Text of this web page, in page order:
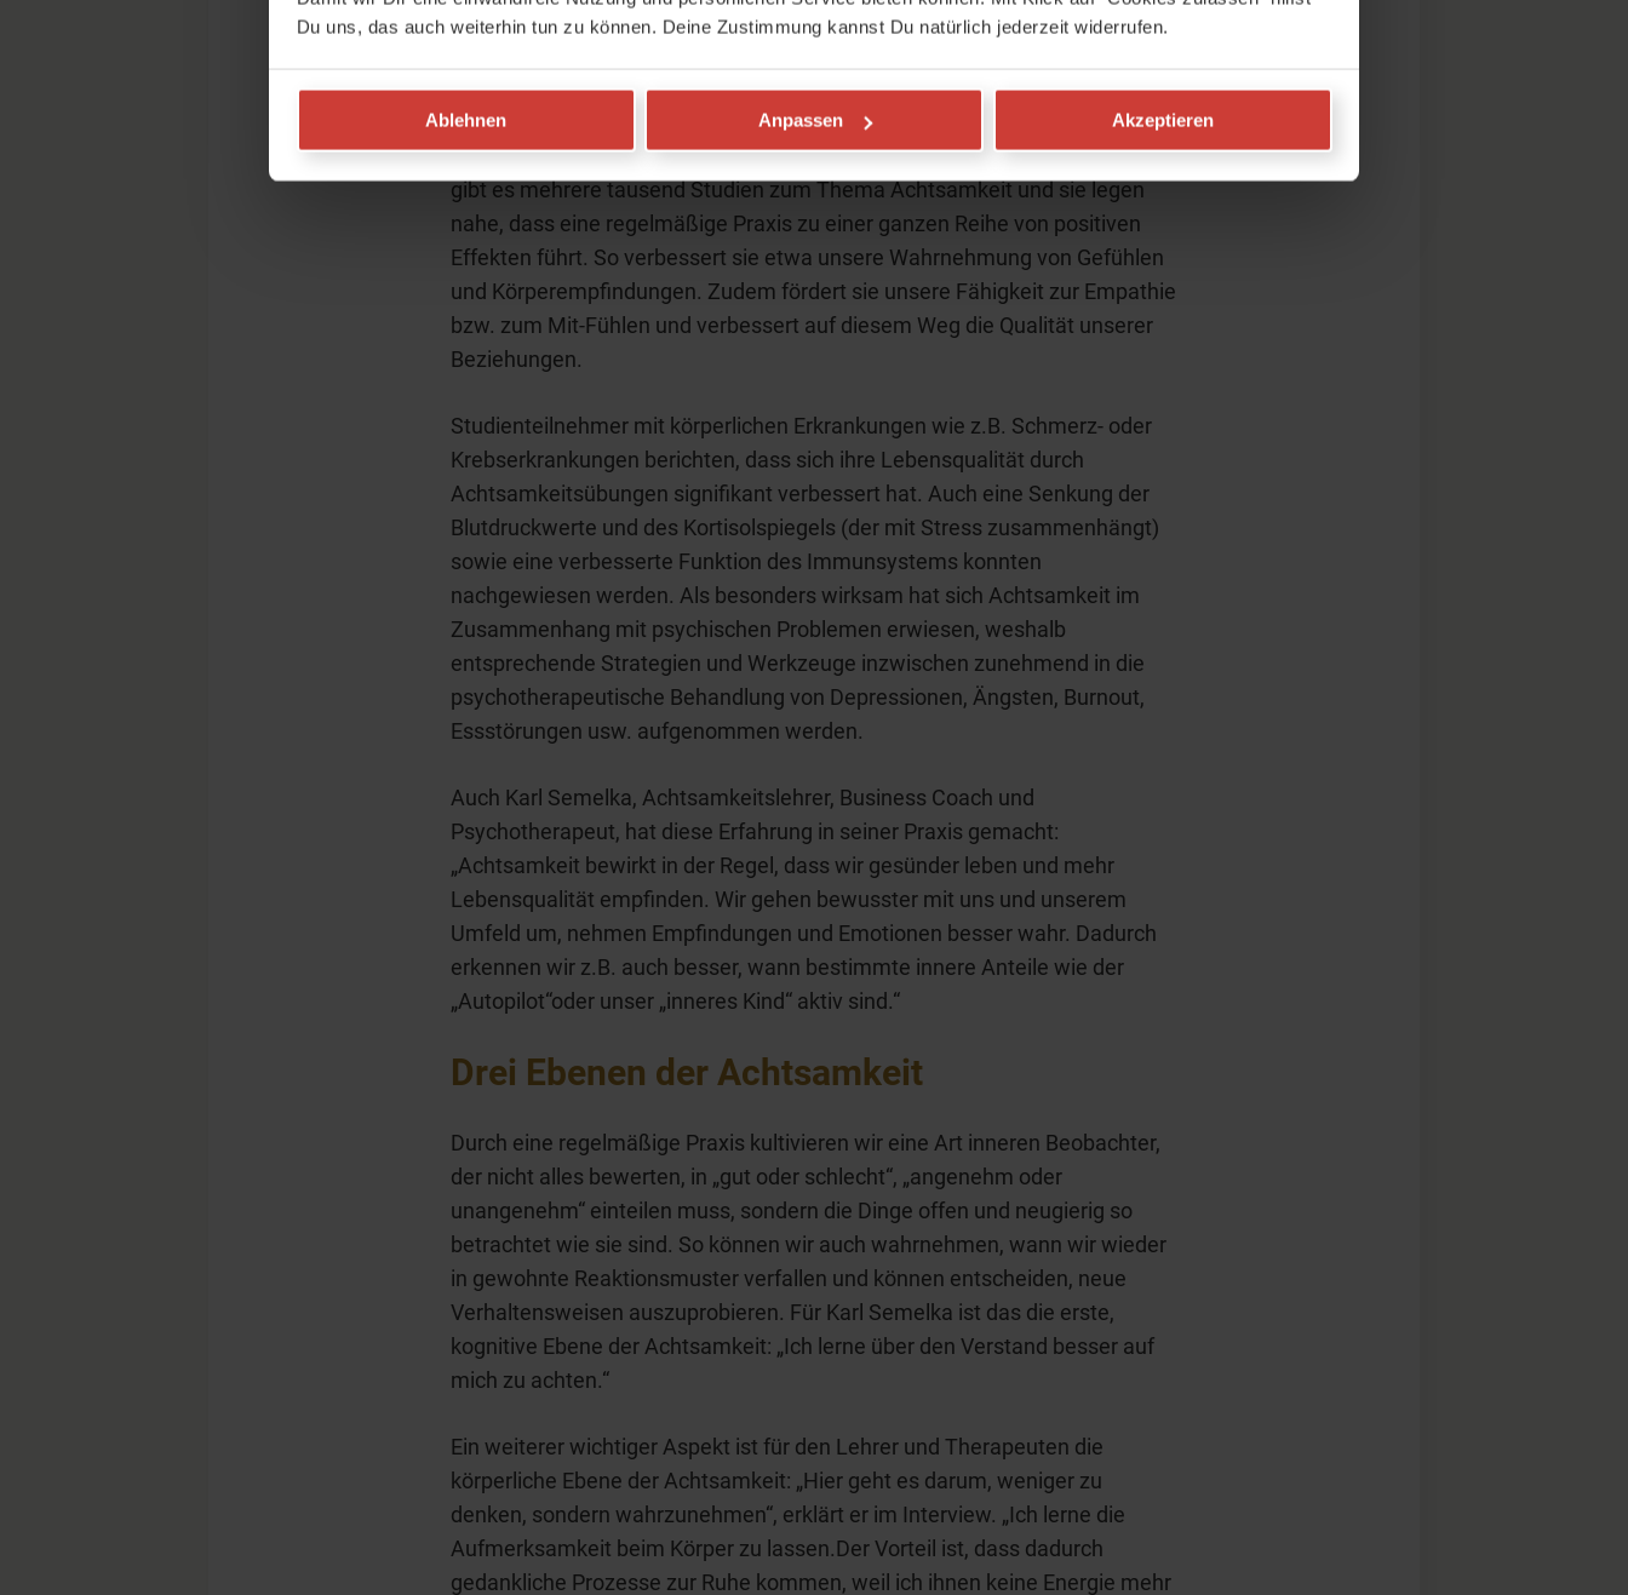
Du uns, das auch weiterhin tun zu können. Deine Zustimmung kannst Du natürlich jederzeit widerrufen.
Ablehnen Anpassen Akzeptieren
Achtsamkeit ist Medizin für Körper & Seele
Es bedarf einiger Übung bis wir präsenter in unserem Leben sind. Aber die
Bemühungen können schon nach kurzer Zeit belohnt werden. Inzwischen
gibt es mehrere tausend Studien zum Thema Achtsamkeit und sie legen
nahe, dass eine regelmäßige Praxis zu einer ganzen Reihe von positiven
Effekten führt. So verbessert sie etwa unsere Wahrnehmung von Gefühlen
und Körperempfindungen. Zudem fördert sie unsere Fähigkeit zur Empathie
bzw. zum Mit-Fühlen und verbessert auf diesem Weg die Qualität unserer
Beziehungen.
Studienteilnehmer mit körperlichen Erkrankungen wie z.B. Schmerz- oder
Krebserkrankungen berichten, dass sich ihre Lebensqualität durch
Achtsamkeitsübungen signifikant verbessert hat. Auch eine Senkung der
Blutdruckwerte und des Kortisolspiegels (der mit Stress zusammenhängt)
sowie eine verbesserte Funktion des Immunsystems konnten
nachgewiesen werden. Als besonders wirksam hat sich Achtsamkeit im
Zusammenhang mit psychischen Problemen erwiesen, weshalb
entsprechende Strategien und Werkzeuge inzwischen zunehmend in die
psychotherapeutische Behandlung von Depressionen, Ängsten, Burnout,
Essstörungen usw. aufgenommen werden.
Auch Karl Semelka, Achtsamkeitslehrer, Business Coach und
Psychotherapeut, hat diese Erfahrung in seiner Praxis gemacht:
„Achtsamkeit bewirkt in der Regel, dass wir gesünder leben und mehr
Lebensqualität empfinden. Wir gehen bewusster mit uns und unserem
Umfeld um, nehmen Empfindungen und Emotionen besser wahr. Dadurch
erkennen wir z.B. auch besser, wann bestimmte innere Anteile wie der
„Autopilot“oder unser „inneres Kind“ aktiv sind.“
Drei Ebenen der Achtsamkeit
Durch eine regelmäßige Praxis kultivieren wir eine Art inneren Beobachter,
der nicht alles bewerten, in „gut oder schlecht“, „angenehm oder
unangenehm“ einteilen muss, sondern die Dinge offen und neugierig so
betrachtet wie sie sind. So können wir auch wahrnehmen, wann wir wieder
in gewohnte Reaktionsmuster verfallen und können entscheiden, neue
Verhaltensweisen auszuprobieren. Für Karl Semelka ist das die erste,
kognitive Ebene der Achtsamkeit: „Ich lerne über den Verstand besser auf
mich zu achten.“
Ein weiterer wichtiger Aspekt ist für den Lehrer und Therapeuten die
körperliche Ebene der Achtsamkeit: „Hier geht es darum, weniger zu
denken, sondern wahrzunehmen“, erklärt er im Interview. „Ich lerne die
Aufmerksamkeit beim Körper zu lassen.Der Vorteil ist, dass dadurch
gedankliche Prozesse zur Ruhe kommen, weil ich ihnen keine Energie mehr